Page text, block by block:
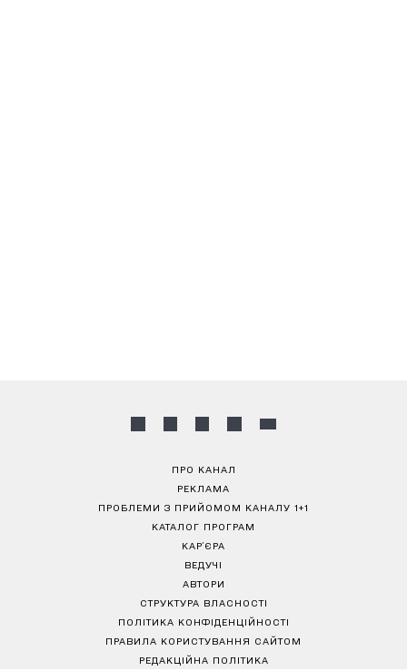
ПРО КАНАЛ
РЕКЛАМА
ПРОБЛЕМИ З ПРИЙОМОМ КАНАЛУ 1+1
КАТАЛОГ ПРОГРАМ
КАР’ЄРА
ВЕДУЧІ
АВТОРИ
СТРУКТУРА ВЛАСНОСТІ
ПОЛІТИКА КОНФІДЕНЦІЙНОСТІ
ПРАВИЛА КОРИСТУВАННЯ САЙТОМ
РЕДАКЦІЙНА ПОЛІТИКА